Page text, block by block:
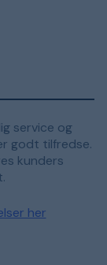
service og
godt tilfredse.
kunders
her